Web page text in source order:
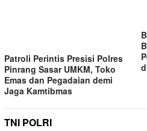
Patroli Perintis Presisi Polres
Pinrang Sasar UMKM, Toko
Emas dan Pegadaian demi
Jaga Kamtibmas
TNI POLRI